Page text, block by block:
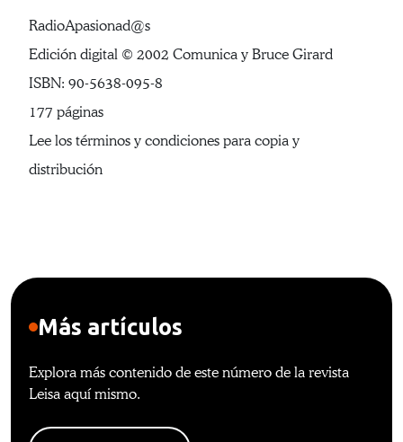
RadioApasionad@s
Edición digital © 2002 Comunica y Bruce Girard
ISBN: 90-5638-095-8
177 páginas
Lee los términos y condiciones para copia y
distribución
Más artículos
Explora más contenido de este número de la revista
Leisa aquí mismo.